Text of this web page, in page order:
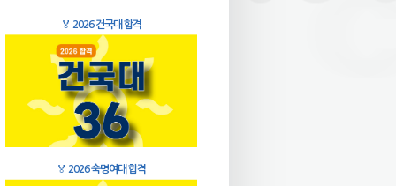
🏅 2026 건국대 합격
🏅 2026 숙명여대 합격